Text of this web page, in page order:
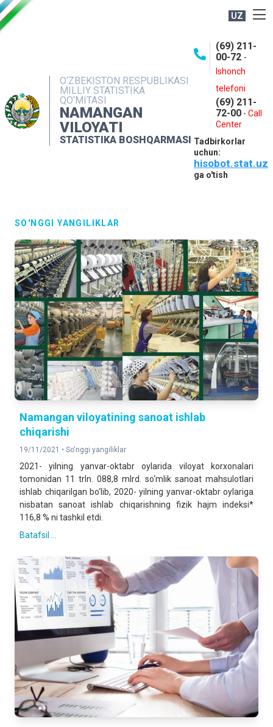
UZ
O‘ZBEKISTON RESPUBLIKASI
MILLIY STATISTIKA
QO‘MITASI
NAMANGAN
VILOYATI
STATISTIKA BOSHQARMASI
(69) 211-
00-72 -
Ishonch
telefoni
(69) 211-
72-00 - Call
Center
Tadbirkorlar
uchun:
hisobot.stat.uz
ga o'tish
NASHRLAR
INTERAKTIV XIZMATLAR
MATBUOT XIZMATI
MUROJAATLAR
SO'NGGI YANGILIKLAR
Namangan viloyatining sanoat ishlab
chiqarishi
19/11/2021 • So'nggi yangiliklar
2021- yilning yanvar-oktabr oylarida viloyat korxonalari
tomonidan 11 trln. 088,8 mlrd. so‘mlik sanoat mahsulotlari
ishlab chiqarilgan bo‘lib, 2020- yilning yanvar-oktabr oylariga
nisbatan sanoat ishlab chiqarishning fizik hajm indeksi*
116,8 % ni tashkil etdi.
Batafsil ...